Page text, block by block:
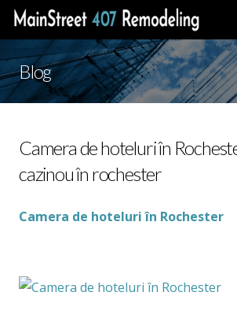
Blog
Camera de hoteluri în
cazinou în rochester
Camera de hoteluri în Rochester